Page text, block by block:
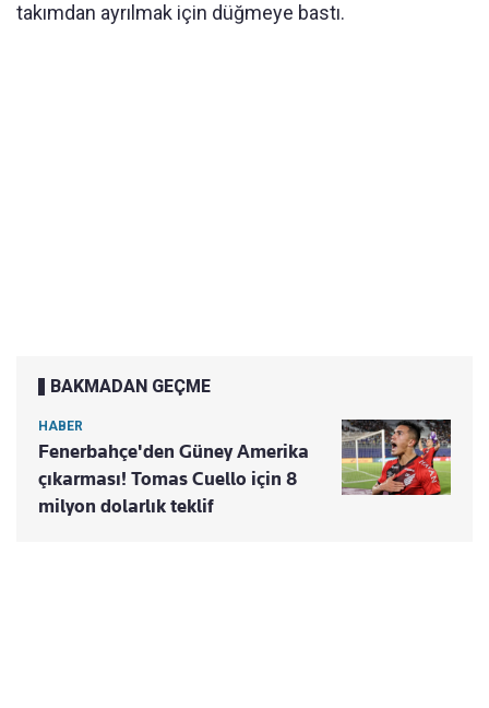
takımdan ayrılmak için düğmeye bastı.
BAKMADAN GEÇME
HABER
Fenerbahçe'den Güney Amerika
çıkarması! Tomas Cuello için 8
milyon dolarlık teklif